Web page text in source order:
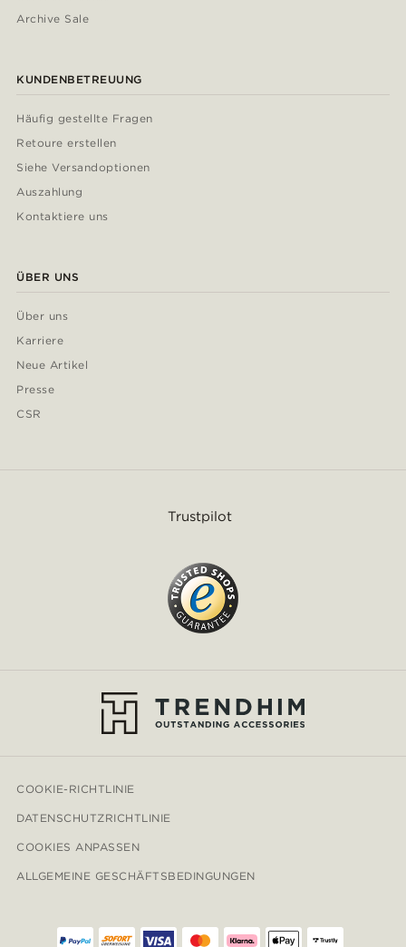
Archive Sale
KUNDENBETREUUNG
Häufig gestellte Fragen
Retoure erstellen
Siehe Versandoptionen
Auszahlung
Kontaktiere uns
ÜBER UNS
Über uns
Karriere
Neue Artikel
Presse
CSR
Trustpilot
COOKIE-RICHTLINIE
DATENSCHUTZRICHTLINIE
COOKIES ANPASSEN
ALLGEMEINE GESCHÄFTSBEDINGUNGEN